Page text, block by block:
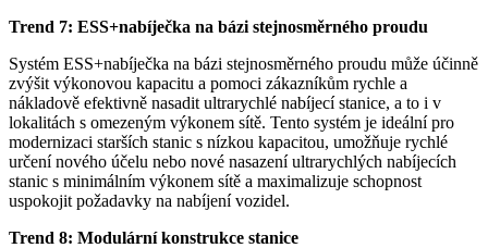
Trend 7: ESS+nabíječka na bázi stejnosměrného proudu
Systém ESS+nabíječka na bázi stejnosměrného proudu může účinně
zvýšit výkonovou kapacitu a pomoci zákazníkům rychle a
nákladově efektivně nasadit ultrarychlé nabíjecí stanice, a to i v
lokalitách s omezeným výkonem sítě. Tento systém je ideální pro
modernizaci starších stanic s nízkou kapacitou, umožňuje rychlé
určení nového účelu nebo nové nasazení ultrarychlých nabíjecích
stanic s minimálním výkonem sítě a maximalizuje schopnost
uspokojit požadavky na nabíjení vozidel.
Trend 8: Modulární konstrukce stanice